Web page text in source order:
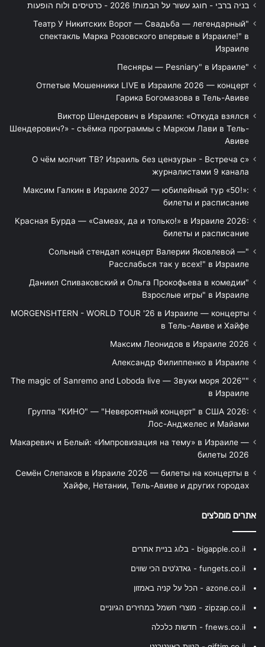
בניה ברבי - חוגג עשור על הבמות! 2026 - כרטיסים ולוח הופעות
"Театр У Никитских Ворот — Свадьба — легендарный
спектакль Марка Розовского впервые в Израиле!" в
Израиле
"Песняры — Pesniary" в Израиле
Отпетые Мошенники LIVE в Израиле 2026 — концерт
Гарика Богомазова в Тель-Авиве
Виктор Шендерович в Израиле: «Откуда взялся
Шендерович?» - съёмка программы с Марком Лави в Тель-
Авиве
«О чём молчит ТВ? Израиль без цензуры» - Встреча с
журналистами 9 канала
Максим Галкин в Израиле 2027 — юбилейный тур «50!»:
билеты и расписание
Красная Бурда — «Самеах, да и только!» в Израиле 2026:
билеты и расписание
"Сольный стендап концерт Валерии Яковлевой —
Расслабься так у всех!" в Израиле
"Даниил Спиваковский и Ольга Прокофьева в комедии
Взрослые игры" в Израиле
MORGENSHTERN - WORLD TOUR '26 в Израиле — концерты
в Тель-Авиве и Хайфе
Максим Леонидов в Израиле 2026
Александр Филиппенко в Израиле
"The magic of Sanremo and Loboda live — Звуки моря 2026"
в Израиле
Группа "КИНО" — "Невероятный концерт" в США 2026:
Лос-Анджелес и Майами
Макаревич и Белый: «Импровизация на тему» в Израиле —
билеты 2026
Семён Слепаков в Израиле 2026 — билеты на концерты в
Хайфе, Нетании, Тель-Авиве и других городах
אתרים מומלצים
bigapple.co.il - בלוג בניית אתרים
fungets.co.il - גאדג'טים הכי שווים
azone.co.il - הכל על קניה באמזון
zipzap.co.il - מוצרי חשמל במחירים הגיוניים
fnews.co.il - חדשות כלכלה